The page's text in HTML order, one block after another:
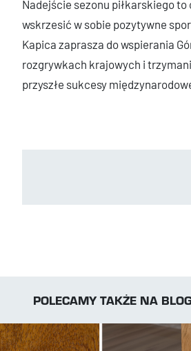
Nadejście sezonu piłkarskiego to
wskrzesić w sobie pozytywne
Kapica zaprasza do wspierania
rozgrywkach krajowych i
przyszłe sukcesy
POLECAMY TAKŻE NA